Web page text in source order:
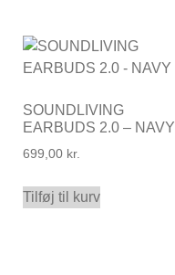
SOUNDLIVING
EARBUDS 2.0 – NAVY
699,00 kr.
Tilføj til kurv